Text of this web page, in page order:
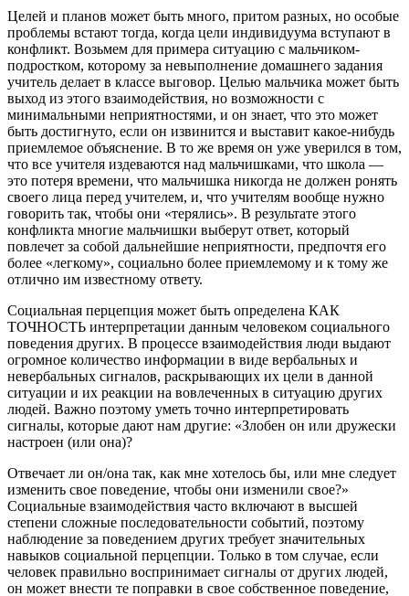
Целей и планов может быть много, притом разных, но особые
проблемы встают тогда, когда цели индивидуума вступают в
конфликт. Возьмем для примера ситуацию с мальчиком-
подростком, которому за невыполнение домашнего задания
учитель делает в классе выговор. Целью мальчика может быть
выход из этого взаимодействия, но возможности с
минимальными неприятностями, и он знает, что это может
быть достигнуто, если он извинится и выставит какое-нибудь
приемлемое объяснение. В то же время он уже уверился в том,
что все учителя издеваются над мальчишками, что школа —
это потеря времени, что мальчишка никогда не должен ронять
своего лица перед учителем, и, что учителям вообще нужно
говорить так, чтобы они «терялись». В результате этого
конфликта многие мальчишки выберут ответ, который
повлечет за собой дальнейшие неприятности, предпочтя его
более «легкому», социально более приемлемому и к тому же
отлично им известному ответу.
Социальная перцепция может быть определена КАК
ТОЧНОСТЬ интерпретации данным человеком социального
поведения других. В процессе взаимодействия люди выдают
огромное количество информации в виде вербальных и
невербальных сигналов, раскрывающих их цели в данной
ситуации и их реакции на вовлеченных в ситуацию других
людей. Важно поэтому уметь точно интерпретировать
сигналы, которые дают нам другие: «Злобен он или дружески
настроен (или она)?
Отвечает ли он/она так, как мне хотелось бы, или мне следует
изменить свое поведение, чтобы они изменили свое?»
Социальные взаимодействия часто включают в высшей
степени сложные последовательности событий, поэтому
наблюдение за поведением других требует значительных
навыков социальной перцепции. Только в том случае, если
человек правильно воспринимает сигналы от других людей,
он может внести те поправки в свое собственное поведение,